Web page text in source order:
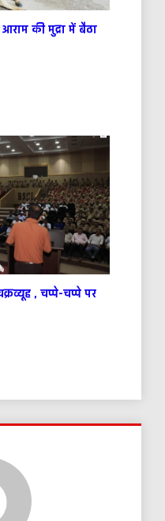
की मुद्रा में बैठा
, चप्पे-चप्पे पर